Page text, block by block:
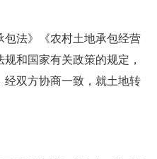
包法》《农村土地承包经营
和国家有关政策的规定，
双方协商一致，就土地转